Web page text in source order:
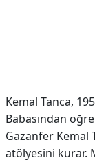
Kemal Tanca,
Babasından
Gazanfer Kemal
atölyesini kurar.